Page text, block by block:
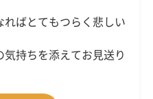
ばとてもつらく悲しい
持ちを添えてお見送り